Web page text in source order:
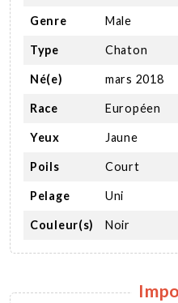
Genre Male
Type Chaton
Né(e) mars 2018
Race Européen
Yeux Jaune
Poils Court
Pelage Uni
Couleur(s) Noir